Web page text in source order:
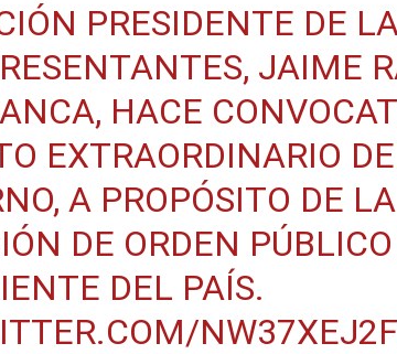
PRESIDENTE DE
JAIME
HACE
EXTRAORDINARIO
A PROPÓSITO DE LA
DE ORDEN
DEL PAÍS.